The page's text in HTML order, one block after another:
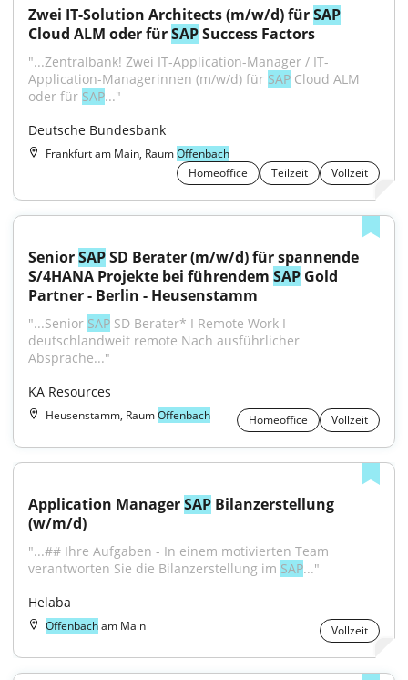
Zwei IT-Solution Architects (m/w/d) für SAP
Cloud ALM oder für SAP Success Factors
"...Zentralbank! Zwei IT-Application-Manager / IT-
Application-Managerinnen (m/w/d) für SAP Cloud ALM
oder für SAP..."
Deutsche Bundesbank
Frankfurt am Main, RaumOffenbach
Homeoffice
Teilzeit Vollzeit
Senior SAP SD Berater (m/w/d) für spannende
S/4HANA Projekte bei führendem SAP Gold
Partner - Berlin - Heusenstamm
"...Senior SAP SD Berater* I Remote Work I
deutschlandweit remote Nach ausführlicher
Absprache..."
KA Resources
Heusenstamm, RaumOffenbach Homeoffice Vollzeit
Application Manager SAP Bilanzerstellung
(w/m/d)
"...## Ihre Aufgaben - In einem motivierten Team
verantworten Sie die Bilanzerstellung im SAP..."
Helaba
Offenbacham Main Vollzeit